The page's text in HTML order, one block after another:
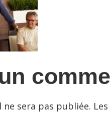
sera pas publiée.